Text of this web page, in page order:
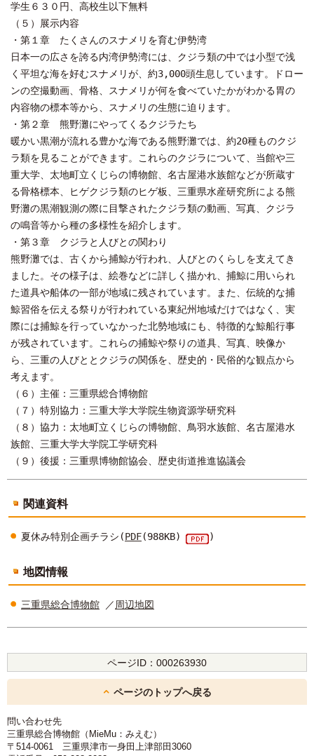
学生６３０円、高校生以下無料
（５）展示内容
・第１章 たくさんのスナメリを育む伊勢湾
日本一の広さを誇る内湾伊勢湾には、クジラ類の中では小型で浅
く平坦な海を好むスナメリが、約3,000頭生息しています。ドロー
ンの空撮動画、骨格、スナメリが何を食べていたかがわかる胃の
内容物の標本等から、スナメリの生態に迫ります。
・第２章 熊野灘にやってくるクジラたち
暖かい黒潮が流れる豊かな海である熊野灘では、約20種ものクジ
ラ類を見ることができます。これらのクジラについて、当館や三
重大学、太地町立くじらの博物館、名古屋港水族館などが所蔵す
る骨格標本、ヒゲクジラ類のヒゲ板、三重県水産研究所による熊
野灘の黒潮観測の際に目撃されたクジラ類の動画、写真、クジラ
の鳴音等から種の多様性を紹介します。
・第３章 クジラと人びとの関わり
熊野灘では、古くから捕鯨が行われ、人びとのくらしを支えてき
ました。その様子は、絵巻などに詳しく描かれ、捕鯨に用いられ
た道具や船体の一部が地域に残されています。また、伝統的な捕
鯨習俗を伝える祭りが行われている東紀州地域だけではなく、実
際には捕鯨を行っていなかった北勢地域にも、特徴的な鯨船行事
が残されています。これらの捕鯨や祭りの道具、写真、映像か
ら、三重の人びととクジラの関係を、歴史的・民俗的な観点から
考えます。
（６）主催：三重県総合博物館
（７）特別協力：三重大学大学院生物資源学研究科
（８）協力：太地町立くじらの博物館、鳥羽水族館、名古屋港水
族館、三重大学大学院工学研究科
（９）後援：三重県博物館協会、歴史街道推進協議会
関連資料
夏休み特別企画チラシ(PDF(988KB) )
地図情報
三重県総合博物館 ／周辺地図
ページID： 000263930
ページのトップへ戻る
問い合わせ先
三重県総合博物館（MieMu：みえむ）
〒514-0061 三重県津市一身田上津部田3060